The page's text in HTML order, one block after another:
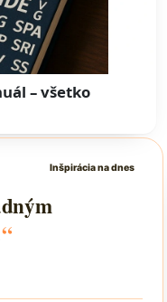
– všetko